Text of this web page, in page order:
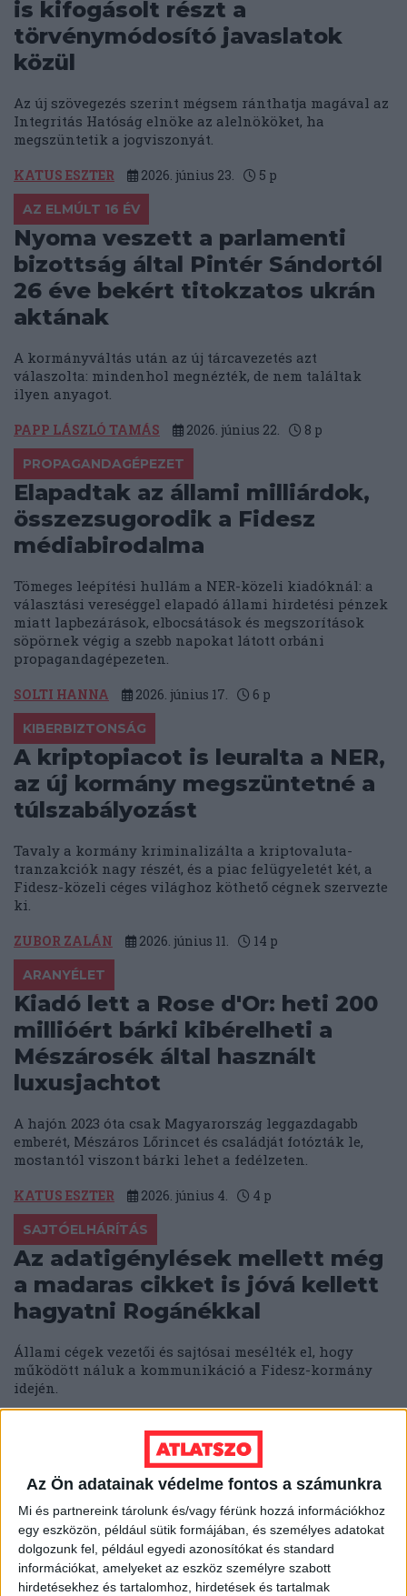
Az Ön adatainak védelme fontos a számunkra
Mi és partnereink tárolunk és/vagy férünk hozzá információkhoz
egy eszközön, például sütik formájában, és személyes adatokat
dolgozunk fel, például egyedi azonosítókat és standard
információkat, amelyeket az eszköz személyre szabott
hirdetésekhez és tartalomhoz, hirdetések és tartalmak
is kifogásolt részt a
törvénymódosító javaslatok
közül
Az új szövegezés szerint mégsem ránthatja magával az
Integritás Hatóság elnöke az alelnököket, ha
megszüntetik a jogviszonyát.
KATUS ESZTER 2026. június 23. 5 p
AZ ELMÚLT 16 ÉV
Nyoma veszett a parlamenti
bizottság által Pintér Sándortól
26 éve bekért titokzatos ukrán
aktának
A kormányváltás után az új tárcavezetés azt
válaszolta: mindenhol megnézték, de nem találtak
ilyen anyagot.
PAPP LÁSZLÓ TAMÁS 2026. június 22. 8 p
PROPAGANDAGÉPEZET
Elapadtak az állami milliárdok,
összezsugorodik a Fidesz
médiabirodalma
Tömeges leépítési hullám a NER-közeli kiadóknál: a
választási vereséggel elapadó állami hirdetési pénzek
miatt lapbezárások, elbocsátások és megszorítások
söpörnek végig a szebb napokat látott orbáni
propagandagépezeten.
SOLTI HANNA 2026. június 17. 6 p
KIBERBIZTONSÁG
A kriptopiacot is leuralta a NER,
az új kormány megszüntetné a
túlszabályozást
Tavaly a kormány kriminalizálta a kriptovaluta-
tranzakciók nagy részét, és a piac felügyeletét két, a
Fidesz-közeli céges világhoz köthető cégnek szervezte
ki.
ZUBOR ZALÁN 2026. június 11. 14 p
ARANYÉLET
Kiadó lett a Rose d'Or: heti 200
millióért bárki kibérelheti a
Mészárosék által használt
luxusjachtot
A hajón 2023 óta csak Magyarország leggazdagabb
emberét, Mészáros Lőrincet és családját fotózták le,
mostantól viszont bárki lehet a fedélzeten.
KATUS ESZTER 2026. június 4. 4 p
SAJTÓELHÁRÍTÁS
Az adatigénylések mellett még
a madaras cikket is jóvá kellett
hagyatni Rogánékkal
Állami cégek vezetői és sajtósai mesélték el, hogy
működött náluk a kommunikáció a Fidesz-kormány
idején.
A TASZ, a 24.hu, a 444, a WMN
és a Nők Lapja Café újságírói
kapták idén a Szegénységről
méltósággal sajtódíjat